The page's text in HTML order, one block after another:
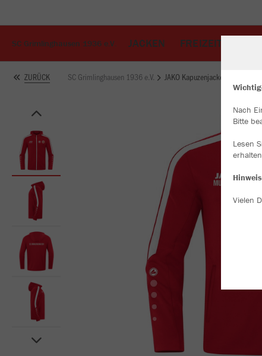
SC Grimlinghausen 1936 e.V. JACKEN FREIZEIT
ZURÜCK SC Grimlinghausen 1936 e.V. JAKO Kapuzenjacke Power
Nach
Bitte
Lesen
Vielen